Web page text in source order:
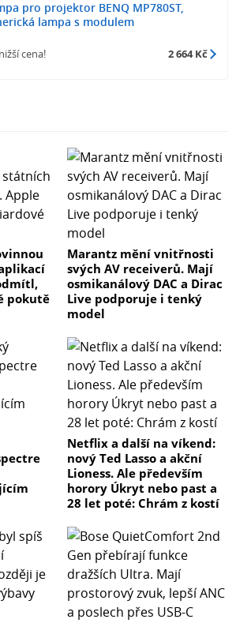
pro projektor BENQ MP780ST,
lampa s modulem
cena! 2 664 Kč
pokutě
Marantz mění vnitřnosti
svých AV receiverů. Mají
osmikanálový DAC a Dirac
Live podporuje i tenký
model
Netflix a další na víkend:
nový Ted Lasso a akční
Lioness. Ale především
horory Úkryt nebo past a
28 let poté: Chrám z kostí